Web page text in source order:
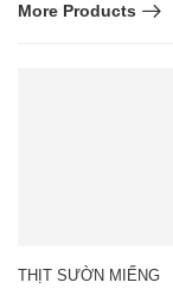
More Products
THỊT SƯỜN MIẾNG